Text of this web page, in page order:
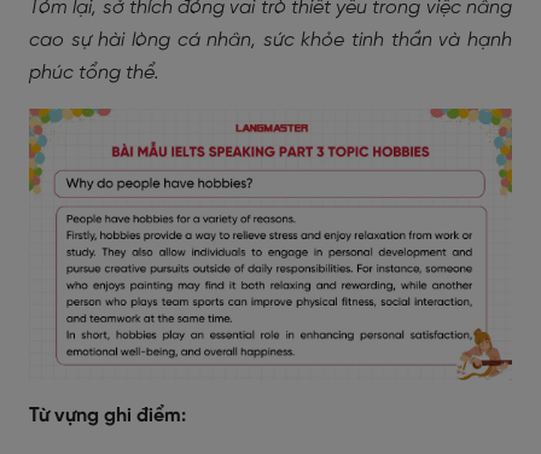
Tóm lại, sở thích đóng vai trò thiết yếu trong việc nâng
cao sự hài lòng cá nhân, sức khỏe tinh thần và hạnh
phúc tổng thể.
Từ vựng ghi điểm: